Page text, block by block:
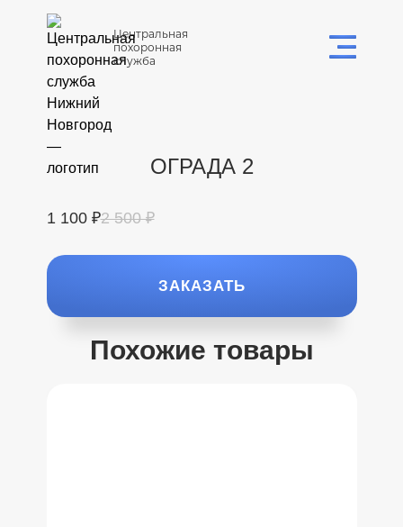
Центральная
похоронная
служба
ОГРАДА 2
1 100 ₽2 500 ₽
ЗАКАЗАТЬ
Похожие товары